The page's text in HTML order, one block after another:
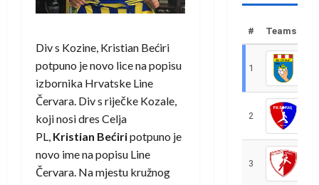
Div s Kozine, Kristian Bećiri
potpuno je novo lice na popisu
izbornika Hrvatske Line
Červara. Div s riječke Kozale,
koji nosi dres Celja
PL, Kristian Bećiripotpuno je
novo ime na popisu Line
Červara. Na mjestu kružnog
# Teams
1
2
3